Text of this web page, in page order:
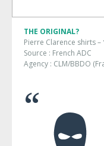
THE ORIGINAL?
Pierre Clarence shirts–
Source : French ADC
Agency : CLM/BBDO